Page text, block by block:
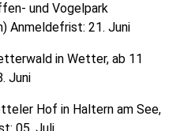
und Vogelpark
Anmeldefrist: 21. Juni
in Wetter, ab 11
Juni
Hof in Haltern am See,